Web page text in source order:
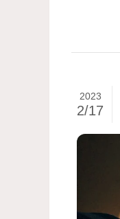
2023
2/17